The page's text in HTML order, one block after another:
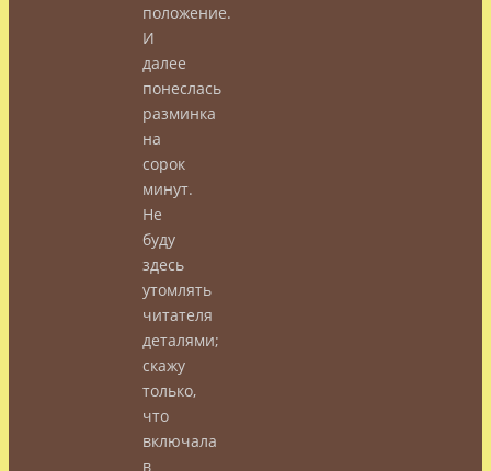
положение.
И
далее
понеслась
разминка
на
сорок
минут.
Не
буду
здесь
утомлять
читателя
деталями;
скажу
только,
что
включала
в